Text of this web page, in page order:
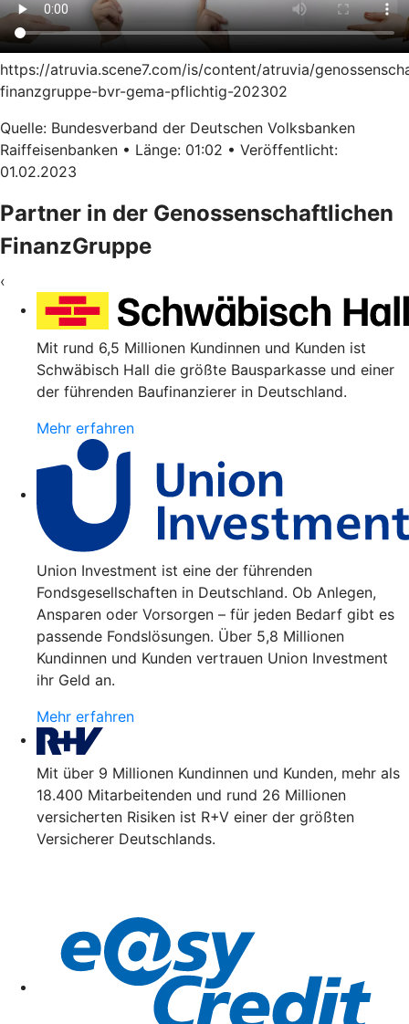
https://atruvia.scene7.com/is/content/atruvia/
finanzgruppe-bvr-gema-pflichtig-202302
Quelle: Bundesverband der Deutschen Volksbanken
Raiffeisenbanken • Länge: 01:02 • Veröffentlicht:
01.02.2023
Partner in der Genossenschaftlichen
FinanzGruppe
‹
Mit rund 6,5 Millionen Kundinnen und Kunden ist
Schwäbisch Hall die größte Bausparkasse und einer
der führenden Baufinanzierer in Deutschland.
Mehr erfahren
Union Investment ist eine der führenden
Fondsgesellschaften in Deutschland. Ob Anlegen,
Ansparen oder Vorsorgen – für jeden Bedarf gibt es
passende Fondslösungen. Über 5,8 Millionen
Kundinnen und Kunden vertrauen Union Investment
ihr Geld an.
Mehr erfahren
Mit über 9 Millionen Kundinnen und Kunden, mehr als
18.400 Mitarbeitenden und rund 26 Millionen
versicherten Risiken ist R+V einer der größten
Versicherer Deutschlands.